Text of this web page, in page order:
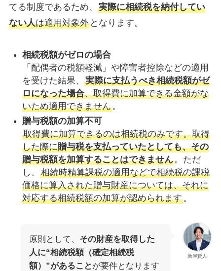
てる制度であるため、 実際に相続税を納付してい
ない人は適用対象外となります。
相続税額がゼロの場合
「配偶者の税額軽減」や障害者控除などの適用
を受けた結果、 実際に支払うべき相続税額がゼ
ロになった場合、取得費に加算できる金額がな
いため適用できません。
贈与税額の加算不可
取得費に加算できるのは相続税のみです。取得
した際に贈与税を支払っていたとしても、その
贈与税額を加算することはできません。ただ
し、 相続時精算課税の適用などで相続税の課税
価格に算入された贈与財産については、それに
対応する相続税額の加算が認められます。
新屋賢人
原則として、 その財産を取得した
人に“相続税額（確定相続税
額）”があること が要件となります